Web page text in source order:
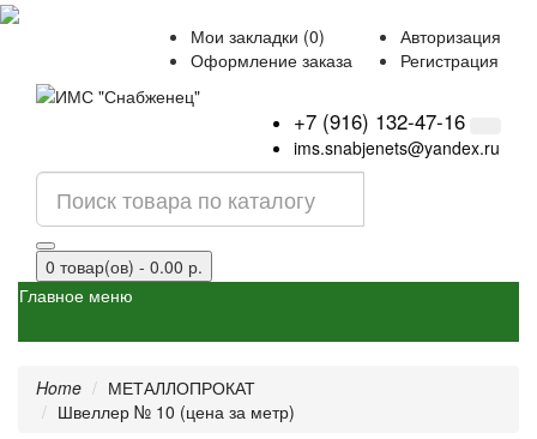
Авторизация
Регистрация
Мои закладки (0)
Оформление заказа
+7 (916) 132-47-16
ims.snabjenets@yandex.ru
0 товар(ов) - 0.00 р.
Главное меню
Home
МЕТАЛЛОПРОКАТ
Швеллер № 10 (цена за метр)